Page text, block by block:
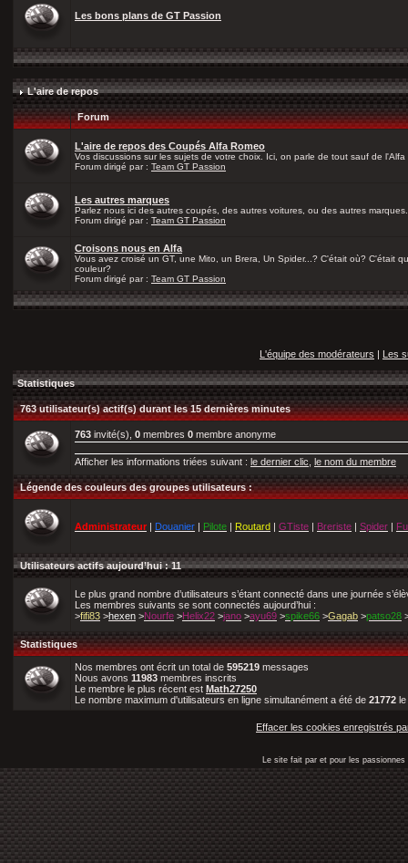
Les bons plans de GT Passion
L'aire de repos
Forum
L'aire de repos des Coupés Alfa Romeo
Vos discussions sur les sujets de votre choix. Ici, on parle de tout sauf de l'Alfa
Forum dirigé par : Team GT Passion
Les autres marques
Parlez nous ici des autres coupés, des autres voitures, ou des autres marques.
Forum dirigé par : Team GT Passion
Croisons nous en Alfa
Vous avez croisé un GT, une Mito, un Brera, Un Spider...? C'était où? C'était
couleur?
Forum dirigé par : Team GT Passion
L'équipe des modérateurs | Les
Statistiques
763 utilisateur(s) actif(s) durant les 15 dernières minutes
763 invité(s), 0 membres 0 membre anonyme
Afficher les informations triées suivant : le dernier clic le nom du membre
Légende des couleurs des groupes utilisateurs :
Administrateur | Douanier | Pilote | Routard | GTiste | Breriste | Spider |
Utilisateurs actifs aujourd’hui : 11
Le plus grand nombre d’utilisateurs s’étant connecté dans une journée
Les membres suivants se sont connectés aujourd’hui :
>fifi83 >hexen >Nourfe >Helix22 >jano >ayu69 >spike66 >Gagab >patso28
Statistiques
Nos membres ont écrit un total de 595219 messages
Nous avons 11983 membres inscrits
Le membre le plus récent est Math27250
Le nombre maximum d'utilisateurs en ligne simultanément a été de 21772 le
Effacer les cookies enregistrés
Le site fait par et pour les